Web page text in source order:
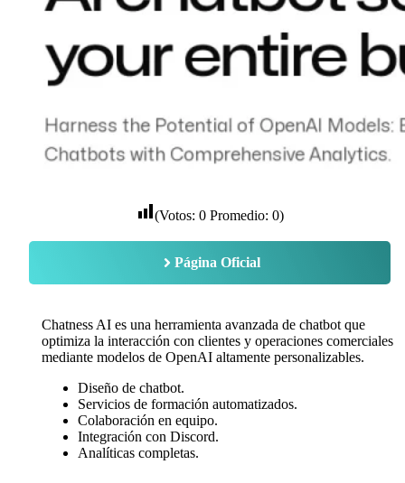
(Votos: 0Promedio: 0)
Página Oficial
Chatness AI es una herramienta avanzada de chatbot que
optimiza la interacción con clientes y operaciones comerciales
mediante modelos de OpenAI altamente personalizables.
Diseño de chatbot.
Servicios de formación automatizados.
Colaboración en equipo.
Integración con Discord.
Analíticas completas.